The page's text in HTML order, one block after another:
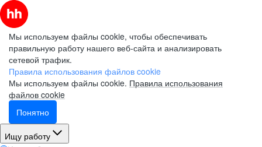
Мы используем файлы cookie, чтобы обеспечивать
правильную работу нашего веб-сайта и анализировать
сетевой трафик.
Правила использования файлов cookie
Мы используем файлы cookie. Правила использования
файлов cookie
Понятно
Ищу работу